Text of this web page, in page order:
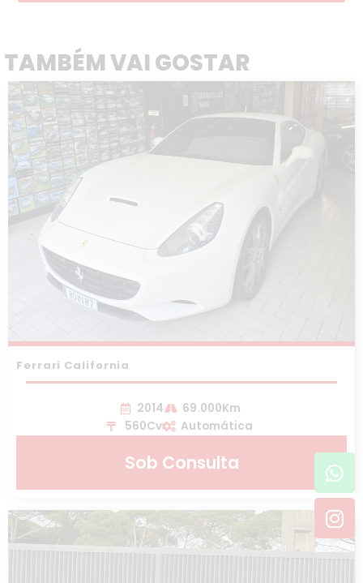
TAMBÉM VAI GOSTAR
Ferrari California
2014
69.000Km
560Cv
Automática
Sob Consulta